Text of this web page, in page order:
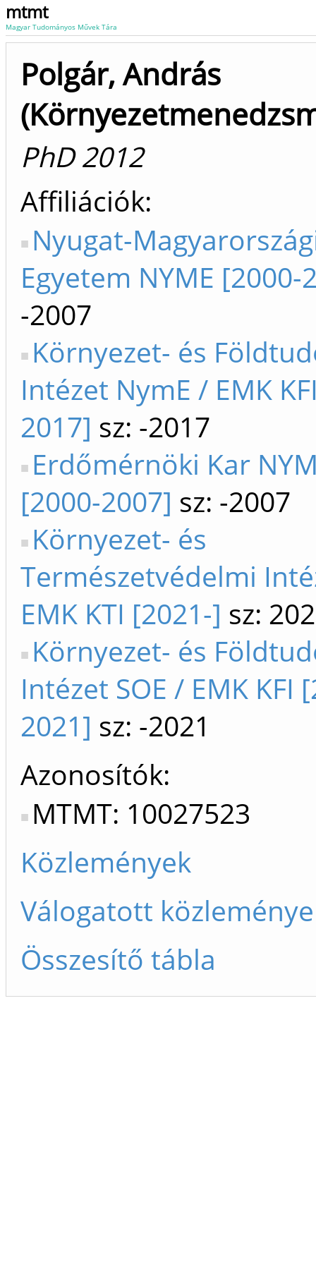
mtmt
Magyar Tudományos Művek Tára
Polgár, András
PhD 2012
Affiliációk
Nyugat-
Egyetem NYME [2000-
-2007
Környezet- és
Intézet NymE / EMK
2017] sz: -2017
Erdőmérnöki Kar
[2000-2007] sz: -2007
Környezet- és
Természetvédelmi
EMK KTI [2021-] sz:
Környezet- és
Intézet SOE / EMK KFI
2021] sz: -2021
Azonosítók
MTMT: 10027523
Közlemények
Válogatott
Összesítő tábla